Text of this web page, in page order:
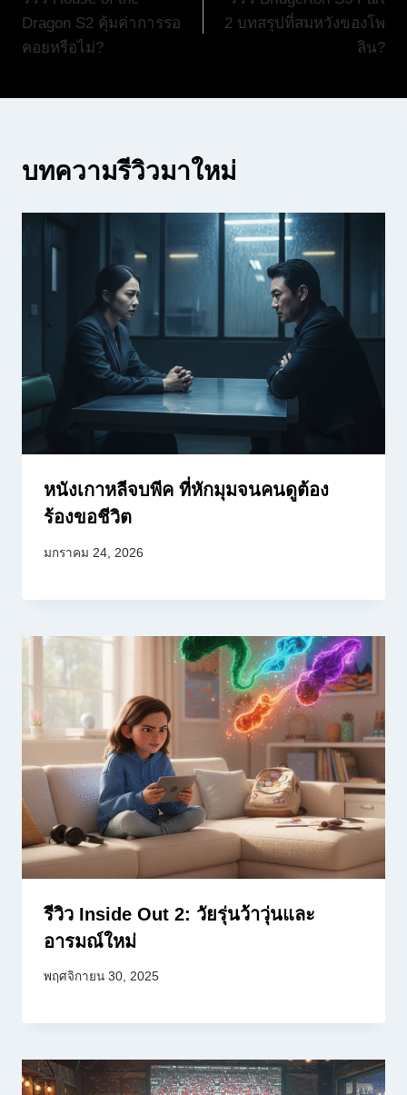
เรื่อง
Dragon S2 คุ้มค่าการรอ
คอยหรือไม่?
2 บทสรุปที่สมหวังของโพ
ลิน?
บทความรีวิวมาใหม่
หนังเกาหลีจบพีค ที่หักมุมจนคนดูต้อง
ร้องขอชีวิต
มกราคม 24, 2026
รีวิว Inside Out 2: วัยรุ่นว้าวุ่นและ
อารมณ์ใหม่
พฤศจิกายน 30, 2025